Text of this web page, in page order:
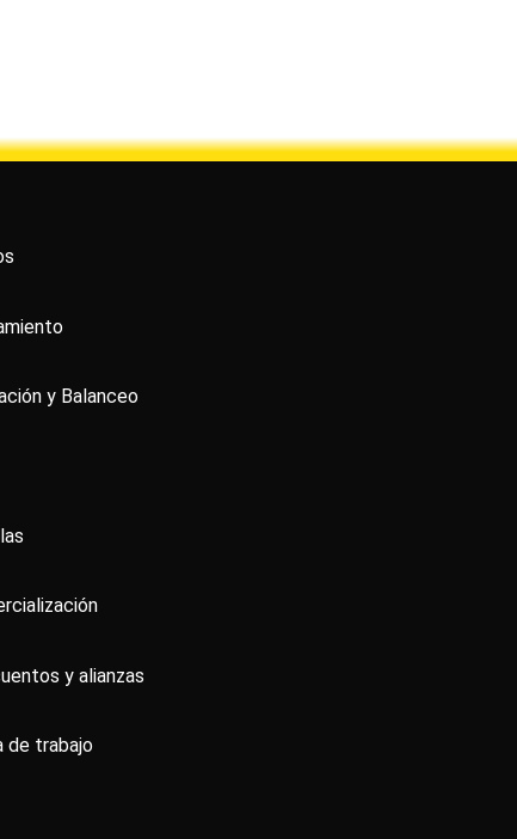
y Balanceo
y alianzas
de trabajo